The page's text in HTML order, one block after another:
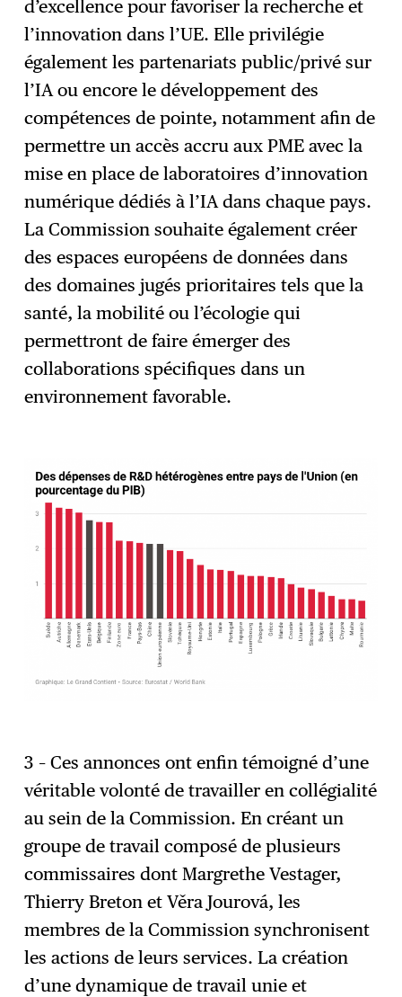
d’excellence pour favoriser la recherche et
l’innovation dans l’UE. Elle privilégie
également les partenariats public/privé sur
l’IA ou encore le développement des
compétences de pointe, notamment afin de
permettre un accès accru aux PME avec la
mise en place de laboratoires d’innovation
numérique dédiés à l’IA dans chaque pays.
La Commission souhaite également créer
des espaces européens de données dans
des domaines jugés prioritaires tels que la
santé, la mobilité ou l’écologie qui
permettront de faire émerger des
collaborations spécifiques dans un
environnement favorable.
3 – Ces annonces ont enfin témoigné d’une
véritable volonté de travailler en collégialité
au sein de la Commission. En créant un
groupe de travail composé de plusieurs
commissaires dont Margrethe Vestager,
Thierry Breton et Věra Jourová, les
membres de la Commission synchronisent
les actions de leurs services. La création
d’une dynamique de travail unie et